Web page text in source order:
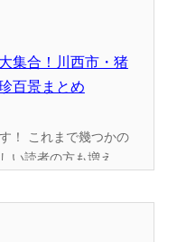
集合！川西市・猪
百景まとめ
！ これまで幾つかの
い読者の方も増え...